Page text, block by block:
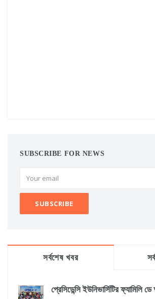
SUBSCRIBE FOR NEWS
সর্বশেষ খবর
প্রেসিডেন্সি ইউনিভার্সিটির ফ্যামিলি ডে